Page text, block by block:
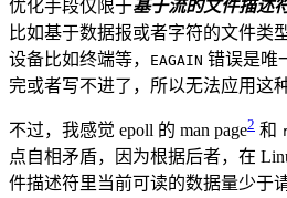
优化手段仅限于基于流的文件描述
比如基于数据报或者字符的文件类
设备比如终端等，
EAGAIN 错误是唯
完或者写不进了，所以无法应用这
不过，我感觉 epoll 的 man page2 和
点自相矛盾，因为根据后者，在
件描述符里当前可读的数据量少于